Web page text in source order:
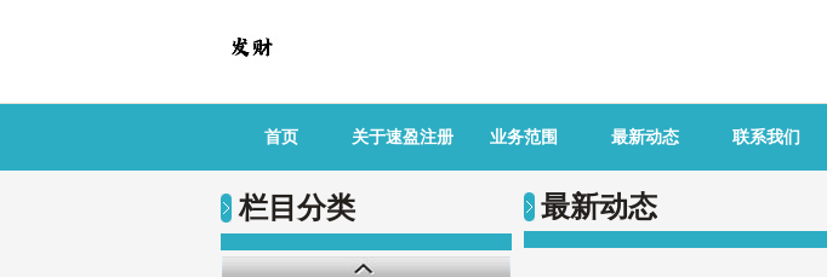
首页 关于速盈注册 业务范围 最新动态 联系我们
栏目分类 最新动态